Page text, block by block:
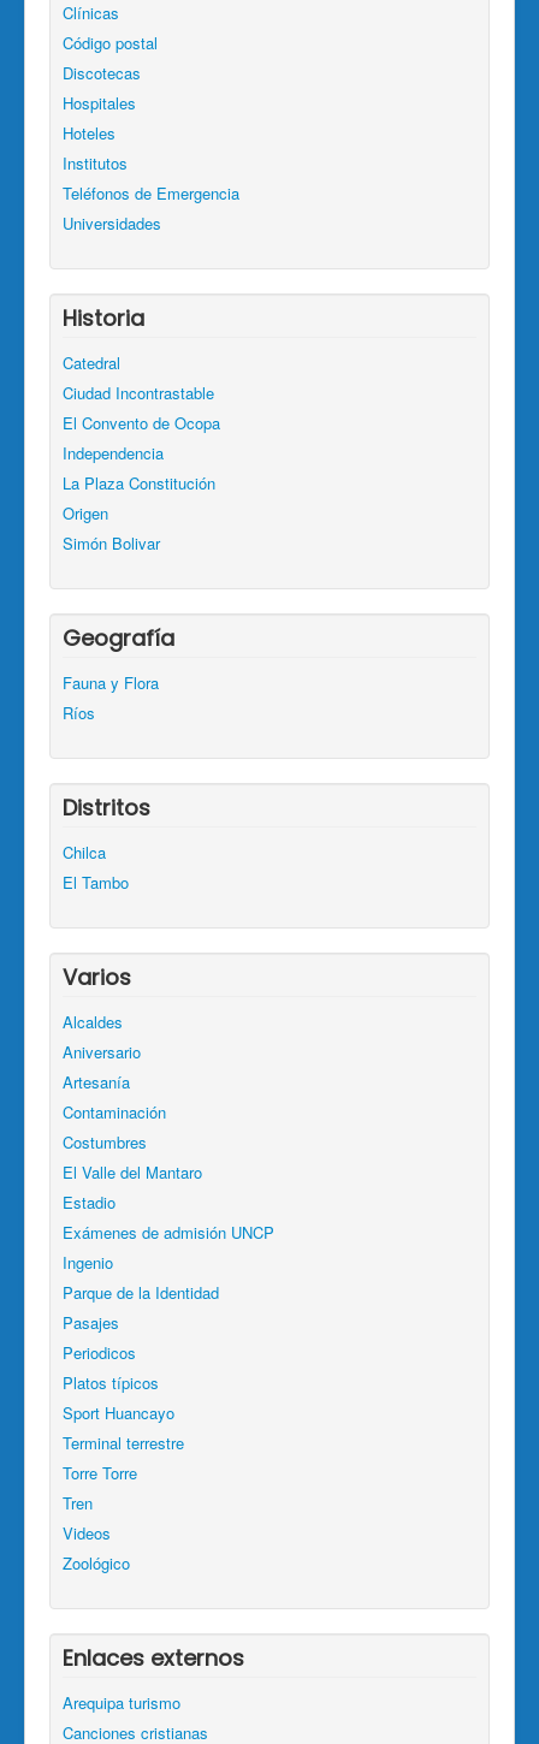
Clínicas
Código postal
Discotecas
Hospitales
Hoteles
Institutos
Teléfonos de Emergencia
Universidades
Historia
Catedral
Ciudad Incontrastable
El Convento de Ocopa
Independencia
La Plaza Constitución
Origen
Simón Bolivar
Geografía
Fauna y Flora
Ríos
Distritos
Chilca
El Tambo
Varios
Alcaldes
Aniversario
Artesanía
Contaminación
Costumbres
El Valle del Mantaro
Estadio
Exámenes de admisión UNCP
Ingenio
Parque de la Identidad
Pasajes
Periodicos
Platos típicos
Sport Huancayo
Terminal terrestre
Torre Torre
Tren
Videos
Zoológico
Enlaces externos
Arequipa turismo
Canciones cristianas